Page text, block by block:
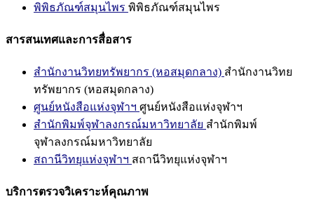
พิพิธภัณฑ์สมุนไพร พิพิธภัณฑ์สมุนไพร
สารสนเทศและการสื่อสาร
สำนักงานวิทยทรัพยากร (หอสมุดกลาง) สำนักงานวิทย
ทรัพยากร (หอสมุดกลาง)
ศูนย์หนังสือแห่งจุฬาฯ ศูนย์หนังสือแห่งจุฬาฯ
สำนักพิมพ์จุฬาลงกรณ์มหาวิทยาลัย สำนักพิมพ์
จุฬาลงกรณ์มหาวิทยาลัย
สถานีวิทยุแห่งจุฬาฯ สถานีวิทยุแห่งจุฬาฯ
บริการตรวจวิเคราะห์คุณภาพ